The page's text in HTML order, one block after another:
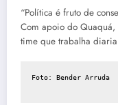
“Política é fruto de
Com apoio do Quaquá,
time que trabalha
Foto: Bender Arruda